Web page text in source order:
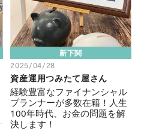
新下関
2025/04/28
資産運用つみたて屋さん
経験豊富なファイナンシャル
プランナーが多数在籍！人生
100年時代、お金の問題を解
決します！